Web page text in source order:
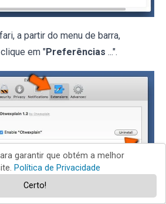
a partir do menu de barra,
em "Preferências ...".
garantir que obtém a melhor
Política de Privacidade
Certo!